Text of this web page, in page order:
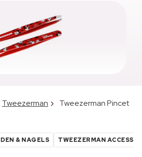
Tweezerman Tweezerman Pincet
& NAGELS TWEEZERMAN